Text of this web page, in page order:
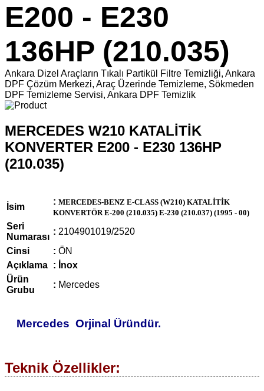
E200 - E230
136HP (210.035)
Ankara Dizel Araçların Tıkalı Partikül Filtre Temizliği, Ankara
DPF Çözüm Merkezi, Araç Üzerinde Temizleme, Sökmeden
DPF Temizleme Servisi, Ankara DPF Temizlik
MERCEDES W210 KATALİTİK
KONVERTER E200 - E230 136HP
(210.035)
İsim
: MERCEDES-BENZ E-CLASS (W210) KATALİTİK
KONVERTÖR E-200 (210.035) E-230 (210.037) (1995 - 00)
Seri
Numarası
: 2104901019/2520
Cinsi
: ÖN
Açıklama : İnox
Ürün
Grubu
: Mercedes
Mercedes Orjinal Üründür.
Teknik Özellikler: